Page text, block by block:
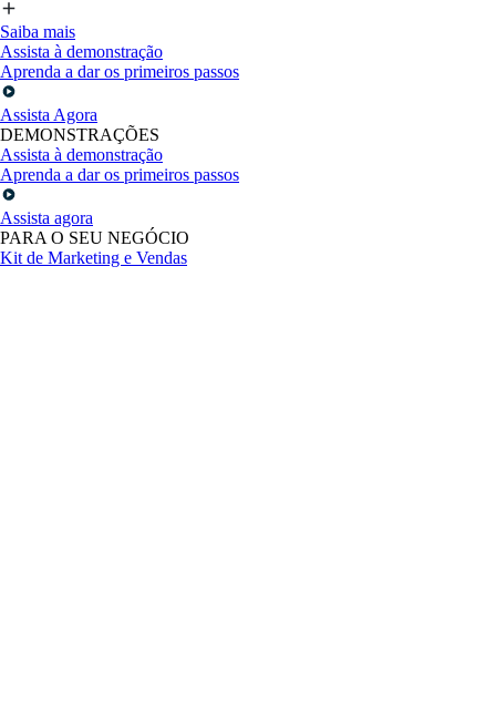
Saiba mais
Assista à demonstração
Aprenda a dar os primeiros passos
Assista Agora
DEMONSTRAÇÕES
Assista à demonstração
Aprenda a dar os primeiros passos
Assista agora
PARA O SEU NEGÓCIO
Kit de Marketing e Vendas